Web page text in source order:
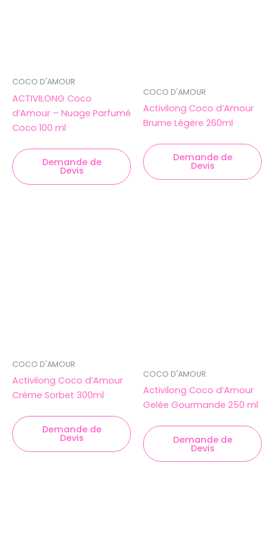
COCO D'AMOUR
ACTIVILONG Coco
d’Amour – Nuage Parfumé
Coco 100 ml
Demande de
Devis
COCO D'AMOUR
Activilong Coco d’Amour
Brume Légère 260ml
Demande de
Devis
COCO D'AMOUR
Activilong Coco d’Amour
Crème Sorbet 300ml
Demande de
Devis
COCO D'AMOUR
Activilong Coco d’Amour
Gelée Gourmande 250 ml
Demande de
Devis